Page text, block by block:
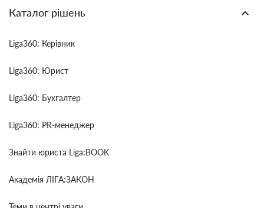
Каталог рішень
Liga360: Керівник
Liga360: Юрист
Liga360: Бухгалтер
Liga360: PR-менеджер
Знайти юриста Liga:BOOK
Академія ЛІГА:ЗАКОН